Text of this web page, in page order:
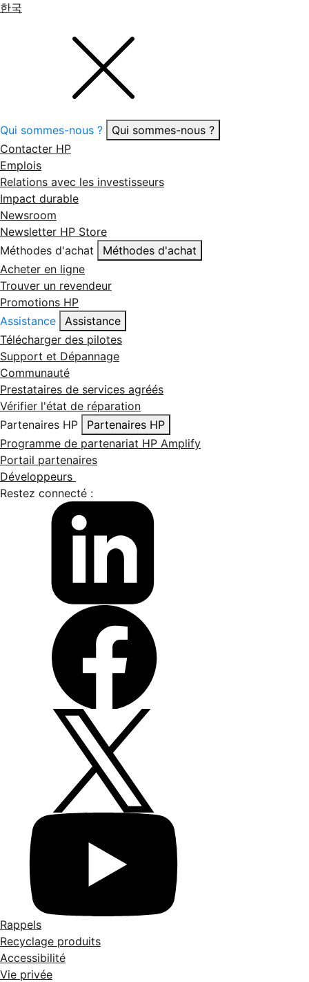
한국
Qui sommes-nous ?
Qui sommes-nous ?
Contacter HP
Emplois
Relations avec les investisseurs
Impact durable
Newsroom
Newsletter HP Store
Méthodes d'achat
Méthodes d'achat
Acheter en ligne
Trouver un revendeur
Promotions HP
Assistance
Assistance
Télécharger des pilotes
Support et Dépannage
Communauté
Prestataires de services agréés
Vérifier l'état de réparation
Partenaires HP
Partenaires HP
Programme de partenariat HP Amplify
Portail partenaires
Développeurs
Restez connecté :
Rappels
Recyclage produits
Accessibilité
Vie privée